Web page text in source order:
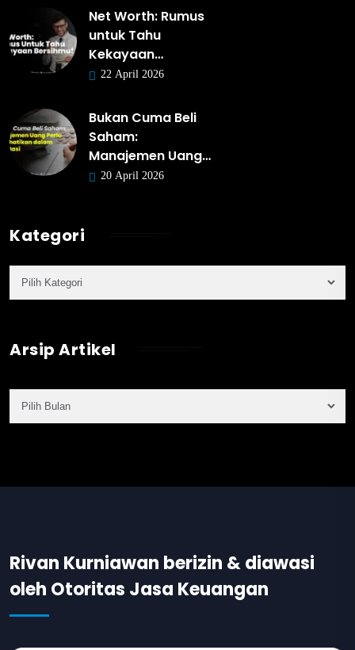
Net Worth: Rumus
untuk Tahu
Kekayaan…
22 April 2026
Bukan Cuma Beli
Saham:
Manajemen Uang…
20 April 2026
Kategori
Arsip Artikel
Rivan Kurniawan berizin & diawasi
oleh Otoritas Jasa Keuangan